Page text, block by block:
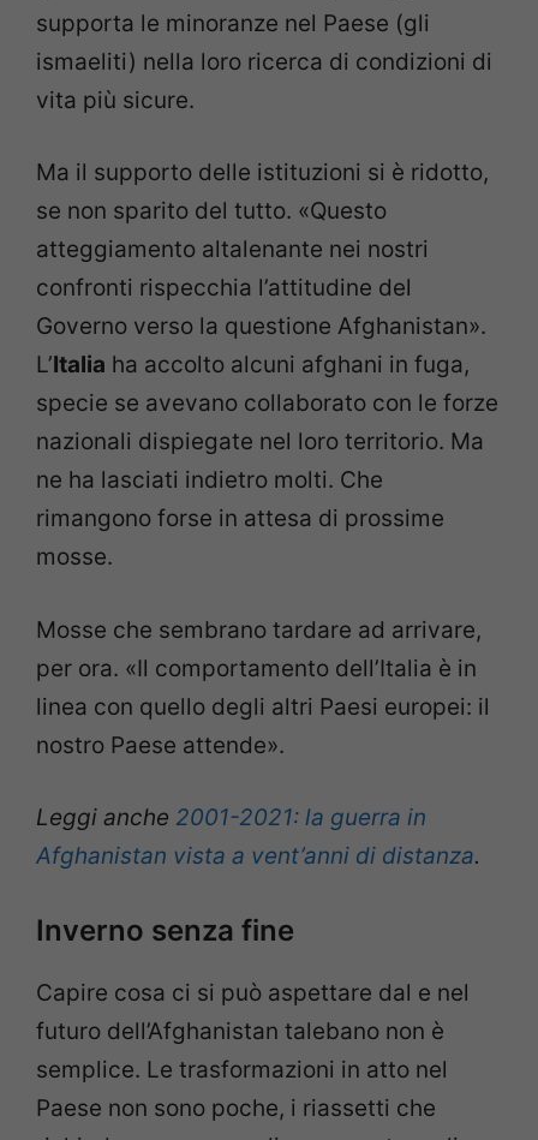
supporta le minoranze nel Paese (gli
ismaeliti) nella loro ricerca di condizioni di
vita più sicure.
Ma il supporto delle istituzioni si è ridotto,
se non sparito del tutto. «Questo
atteggiamento altalenante nei nostri
confronti rispecchia l’attitudine del
Governo verso la questione Afghanistan».
L’Italia ha accolto alcuni afghani in fuga,
specie se avevano collaborato con le forze
nazionali dispiegate nel loro territorio. Ma
ne ha lasciati indietro molti. Che
rimangono forse in attesa di prossime
mosse.
Mosse che sembrano tardare ad arrivare,
per ora. «Il comportamento dell’Italia è in
linea con quello degli altri Paesi europei: il
nostro Paese attende».
Leggi anche 2001-2021: la guerra in
Afghanistan vista a vent’anni di distanza.
Inverno senza fine
Capire cosa ci si può aspettare dal e nel
futuro dell’Afghanistan talebano non è
semplice. Le trasformazioni in atto nel
Paese non sono poche, i riassetti che